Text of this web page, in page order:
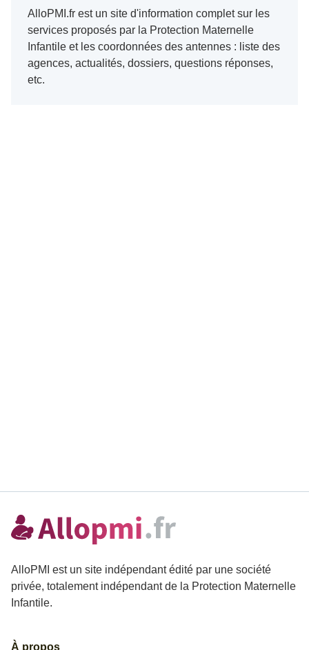
AlloPMI.fr est un site d'information complet sur les
services proposés par la Protection Maternelle
Infantile et les coordonnées des antennes : liste des
agences, actualités, dossiers, questions réponses,
etc.
AlloPMI est un site indépendant édité par une société
privée, totalement indépendant de la Protection Maternelle
Infantile.
À propos